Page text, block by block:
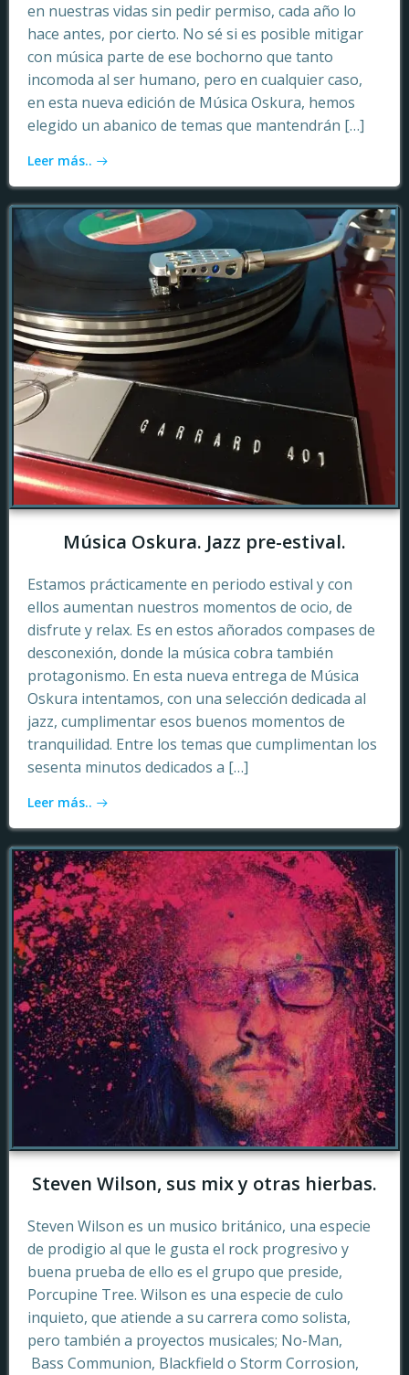
en nuestras vidas sin pedir permiso, cada año lo
hace antes, por cierto. No sé si es posible mitigar
con música parte de ese bochorno que tanto
incomoda al ser humano, pero en cualquier caso,
en esta nueva edición de Música Oskura, hemos
elegido un abanico de temas que mantendrán […]
Leer más..
Música Oskura. Jazz pre-estival.
Estamos prácticamente en periodo estival y con
ellos aumentan nuestros momentos de ocio, de
disfrute y relax. Es en estos añorados compases de
desconexión, donde la música cobra también
protagonismo. En esta nueva entrega de Música
Oskura intentamos, con una selección dedicada al
jazz, cumplimentar esos buenos momentos de
tranquilidad. Entre los temas que cumplimentan los
sesenta minutos dedicados a […]
Leer más..
Steven Wilson, sus mix y otras hierbas.
Steven Wilson es un musico británico, una especie
de prodigio al que le gusta el rock progresivo y
buena prueba de ello es el grupo que preside,
Porcupine Tree. Wilson es una especie de culo
inquieto, que atiende a su carrera como solista,
pero también a proyectos musicales; No-Man,
Bass Communion, Blackfield o Storm Corrosion,